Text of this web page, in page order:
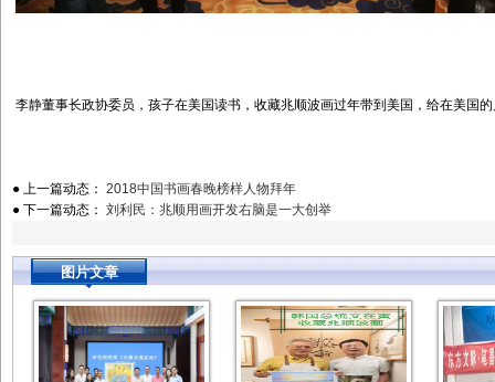
李静董事长政协委员，孩子在美国读书，收藏兆顺波画过年带到美国，给在美
● 上一篇动态： 2018中国书画春晚榜样人物拜年
● 下一篇动态： 刘利民：兆顺用画开发右脑是一大创举
图片文章